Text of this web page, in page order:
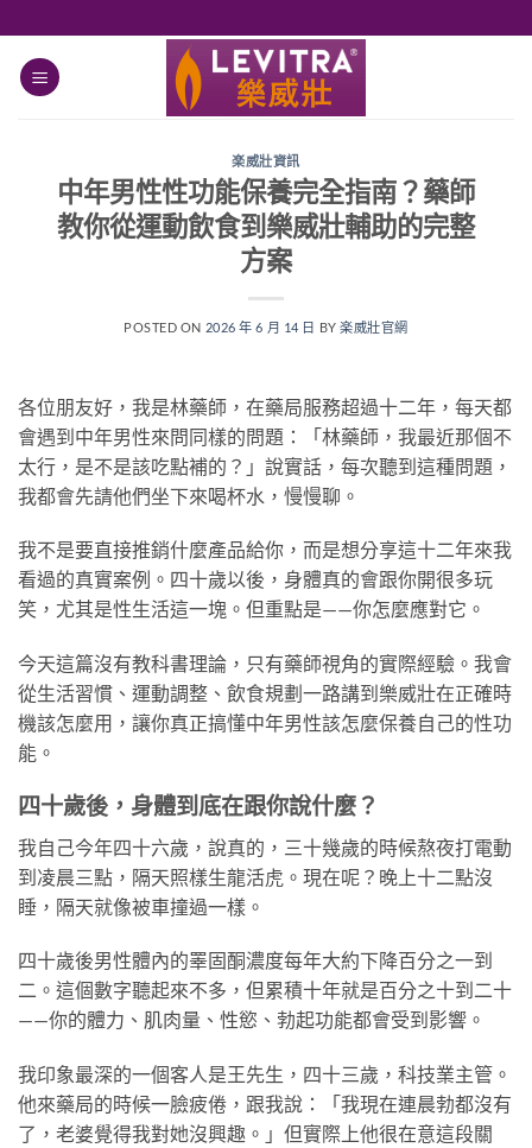
楽威壯資訊
中年男性性功能保養完全指南？藥師
教你從運動飲食到樂威壯輔助的完整
方案
POSTED ON 2026 年 6 月 14 日 BY楽威壯官網
各位朋友好，我是林藥師，在藥局服務超過十二年，每天都
會遇到中年男性來問同樣的問題：「林藥師，我最近那個不
太行，是不是該吃點補的？」說實話，每次聽到這種問題，
我都會先請他們坐下來喝杯水，慢慢聊。
我不是要直接推銷什麼產品給你，而是想分享這十二年來我
看過的真實案例。四十歲以後，身體真的會跟你開很多玩
笑，尤其是性生活這一塊。但重點是——你怎麼應對它。
今天這篇沒有教科書理論，只有藥師視角的實際經驗。我會
從生活習慣、運動調整、飲食規劃一路講到樂威壯在正確時
機該怎麼用，讓你真正搞懂中年男性該怎麼保養自己的性功
能。
四十歲後，身體到底在跟你說什麼？
我自己今年四十六歲，說真的，三十幾歲的時候熬夜打電動
到凌晨三點，隔天照樣生龍活虎。現在呢？晚上十二點沒
睡，隔天就像被車撞過一樣。
四十歲後男性體內的睪固酮濃度每年大約下降百分之一到
二。這個數字聽起來不多，但累積十年就是百分之十到二十
——你的體力、肌肉量、性慾、勃起功能都會受到影響。
我印象最深的一個客人是王先生，四十三歲，科技業主管。
他來藥局的時候一臉疲倦，跟我說：「我現在連晨勃都沒有
了，老婆覺得我對她沒興趣。」但實際上他很在意這段關